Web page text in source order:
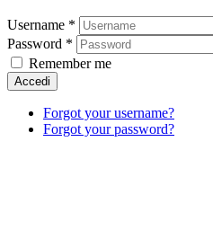
Username *
Password *
Remember me
Accedi
Forgot your username?
Forgot your password?